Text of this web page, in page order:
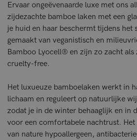
Ervaar ongeëvenaarde luxe met ons
zijdezachte bamboe laken met een
je huid en haar beschermt tijdens het
gemaakt van veganistisch en
Bamboo Lyocell® en zijn zo zacht
cruelty-free.
Het luxueuze bamboelaken werkt in
lichaam en reguleert op natuurlijke
zodat je in de winter behaaglijk en in
voor een comfortabele nachtrust.
van nature hypoallergeen,